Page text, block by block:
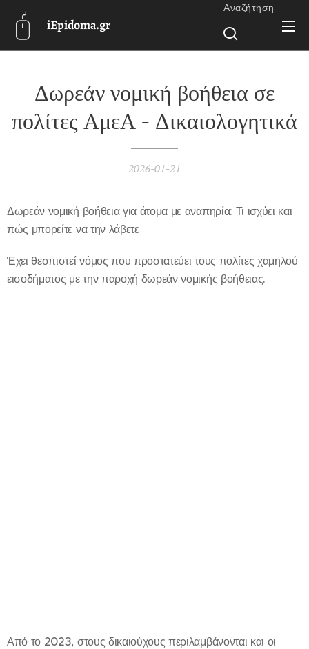
iEpidoma.gr
Αναζήτηση
Δωρεάν νομική βοήθεια σε
πολίτες ΑμεΑ - Δικαιολογητικά
2026-01-21
Δωρεάν νομική βοήθεια για άτομα με αναπηρία: Τι ισχύει και
πώς μπορείτε να την λάβετε
Έχει θεσπιστεί νόμος που προστατεύει τους πολίτες χαμηλού
εισοδήματος με την παροχή δωρεάν νομικής βοήθειας.
Από το 2023, στους δικαιούχους περιλαμβάνονται και οι